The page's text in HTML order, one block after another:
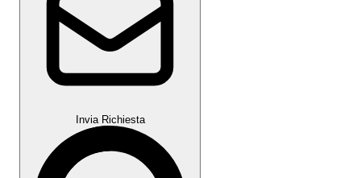
Invia Richiesta